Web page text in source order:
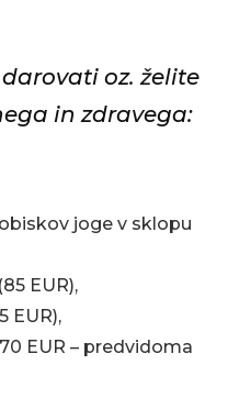
oz. želite
in zdravega:
joge v sklopu
EUR),
EUR),
EUR – predvidoma